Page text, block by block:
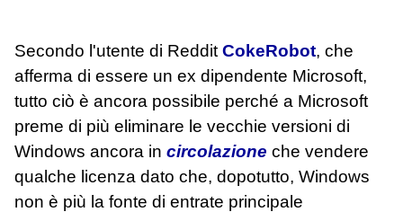
Secondo l'utente di Reddit CokeRobot, che
afferma di essere un ex dipendente Microsoft,
tutto ciò è ancora possibile perché a Microsoft
preme di più eliminare le vecchie versioni di
Windows ancora in circolazione che vendere
qualche licenza dato che, dopotutto, Windows
non è più la fonte di entrate principale